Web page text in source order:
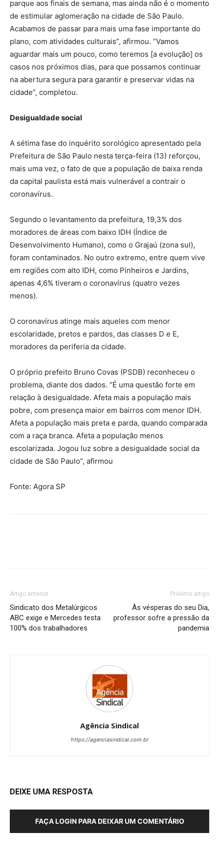
parque aos finais de semana, mas ainda não é o momento
de estimular aglomeração na cidade de São Paulo.
Acabamos de passar para mais uma fase importante do
plano, com atividades culturais”, afirmou. “Vamos
aguardar mais um pouco, como teremos [a evolução] os
casos nos próximos dias, para que possamos continuar
na abertura segura para garantir e preservar vidas na
cidade”, completou.
Desigualdade social
A sétima fase do inquérito sorológico apresentado pela
Prefeitura de São Paulo nesta terça-feira (13) reforçou,
mais uma vez, o fato de que a população de baixa renda
da capital paulista está mais vulnerável a contrair o
coronavírus.
Segundo o levantamento da prefeitura, 19,3% dos
moradores de áreas com baixo IDH (Índice de
Desenvolvimento Humano), como o Grajaú (zona sul),
foram contaminados. No outro extremo, entre quem vive
em regiões com alto IDH, como Pinheiros e Jardins,
apenas 4,6% tiveram o coronavírus (quatro vezes
menos).
O coronavírus atinge mais aqueles com menor
escolaridade, pretos e pardos, das classes D e E,
moradores da periferia da cidade.
O próprio prefeito Bruno Covas (PSDB) reconheceu o
problema, diante dos dados. “É uma questão forte em
relação à desigualdade. Afeta mais a população mais
pobre, com presença maior em bairros com menor IDH.
Afeta a população mais preta e parda, quando comparada
com a raça branca. Afeta a população menos
escolarizada. Jogou luz sobre a desigualdade social da
cidade de São Paulo”, afirmou
Fonte: Agora SP
Artigo anterior
Sindicato dos Metalúrgicos
ABC exige e Mercedes testa
100% dos trabalhadores
Próximo artigo
Às vésperas do seu Dia,
professor sofre a pressão da
pandemia
Agência Sindical
https://agenciasindical.com.br
DEIXE UMA RESPOSTA
FAÇA LOGIN PARA DEIXAR UM COMENTÁRIO